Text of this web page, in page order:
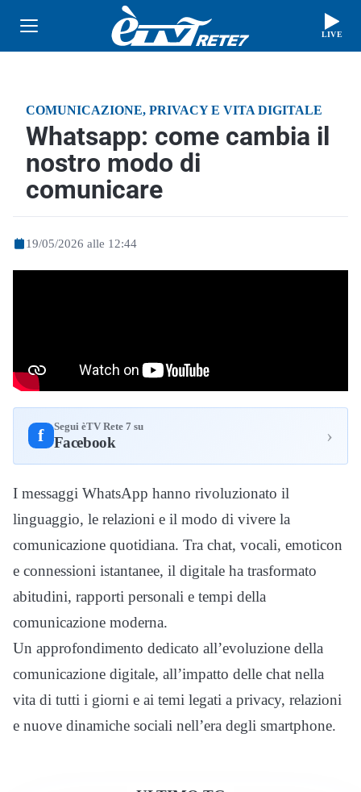
LIVE
COMUNICAZIONE, PRIVACY E VITA DIGITALE
Whatsapp: come cambia il
nostro modo di
comunicare
19/05/2026 alle 12:44
f Segui èTV Rete 7 su
Facebook ›
I messaggi WhatsApp hanno rivoluzionato il
linguaggio, le relazioni e il modo di vivere la
comunicazione quotidiana. Tra chat, vocali, emoticon
e connessioni istantanee, il digitale ha trasformato
abitudini, rapporti personali e tempi della
comunicazione moderna.
Un approfondimento dedicato all’evoluzione della
comunicazione digitale, all’impatto delle chat nella
vita di tutti i giorni e ai temi legati a privacy, relazioni
e nuove dinamiche sociali nell’era degli smartphone.